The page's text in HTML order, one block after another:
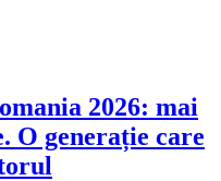
2026: mai
O generație care